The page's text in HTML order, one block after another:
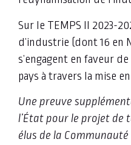
Sur le TEMPS II 2023-
d’industrie (dont 16 en
s’engagent en faveur
pays à travers la mise
Une preuve
l’État pour le projet de
élus de la